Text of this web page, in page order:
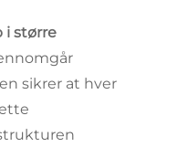
i større
sikrer at hver